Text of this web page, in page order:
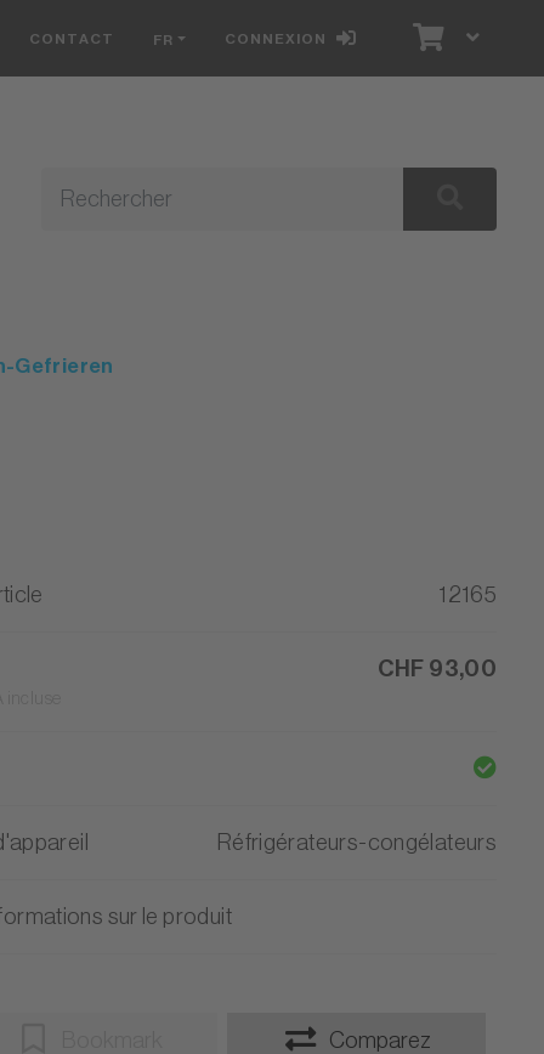
CONTACT FR CONNEXION
Gefrieren
12165
CHF 93,00
Réfrigérateurs-congélateurs
sur le produit
Comparez